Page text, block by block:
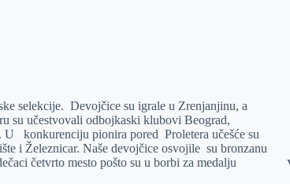
selekcije. Devojčice su igrale u Zrenjanjinu, a
su učestvovali odbojkaski klubovi Beograd,
U konkurenciju pionira pored Proletera učešće su
i Železnicar. Naše devojčice osvojile su bronzanu
četvrto mesto pošto su u borbi za medalju